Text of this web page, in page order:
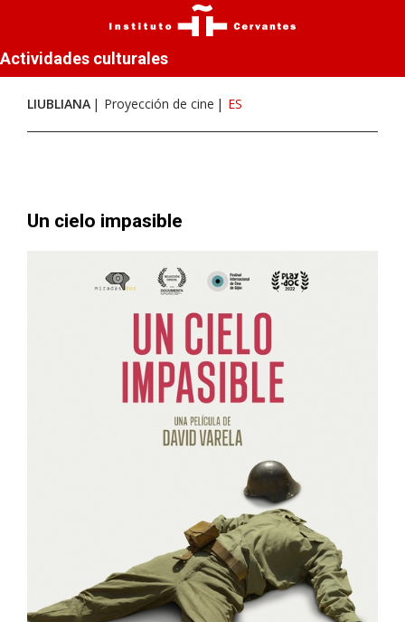
Actividades culturales
LIUBLIANA Proyección de cine ES
Un cielo impasible